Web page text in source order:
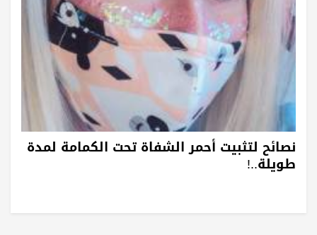
نصائح لتثبيت أحمر الشفاة تحت الكمامة لمدة
طويلة..!